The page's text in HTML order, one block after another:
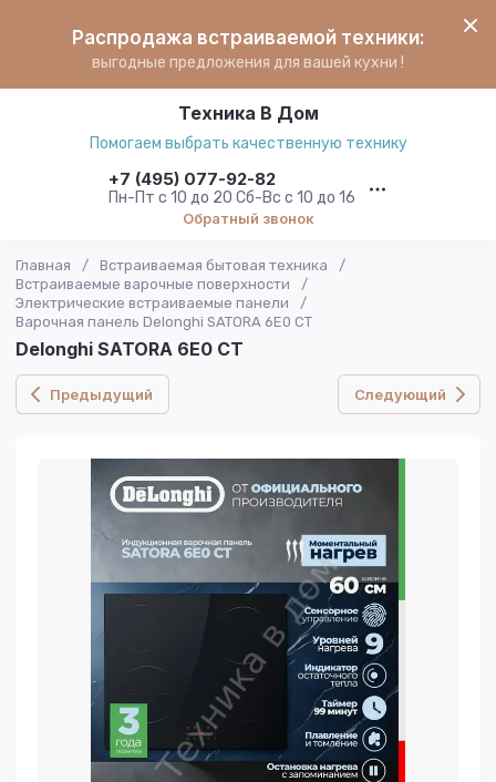
Распродажа встраиваемой техники:
выгодные предложения для вашей кухни !
Техника В Дом
Помогаем выбрать качественную технику
+7 (495) 077-92-82
Пн-Пт с 10 до 20 Сб-Вс с 10 до 16
Обратный звонок
Главная / Встраиваемая бытовая техника
/
Встраиваемые варочные поверхности
/
Электрические встраиваемые панели
/
Варочная панель Delonghi SATORA 6E0 CT
Delonghi SATORA 6E0 CT
Предыдущий Следующий